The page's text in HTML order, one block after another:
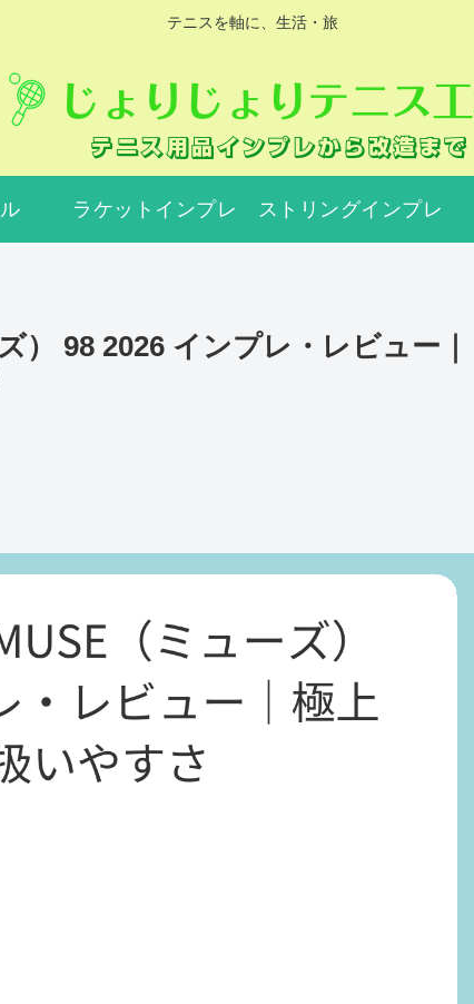
テニスを軸に、生活・旅
ラケットインプレ ストリングインプレ
） 98 2026 インプレ・レビュー｜